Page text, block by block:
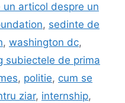
un articol despre un
, sedinte de
, washington dc,
subiectele de prima
, politie, cum se
ziar, internship,